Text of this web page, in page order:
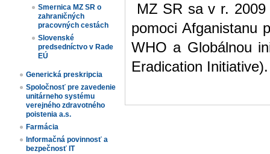
Smernica MZ SR o
zahraničných
pracovných cestách
Slovenské
predsedníctvo v Rade
EÚ
Generická preskripcia
Spoločnosť pre zavedenie
unitárneho systému
verejného zdravotného
poistenia a.s.
Farmácia
Informačná povinnosť a
bezpečnosť IT
MZ SR sa v r.
pomoci Afganistanu
WHO a Globálnou
Eradication Initiative).